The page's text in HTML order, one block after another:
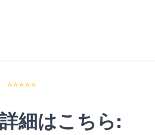
⭐⭐⭐⭐⭐
細はこちら: